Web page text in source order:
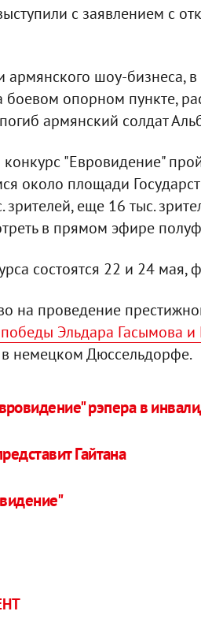
с заявлением с
армянского шоу-бизнеса, в
боевом опорном пункте,
армянский солдат
"Евровидение"
около площади
еще 16 тыс.
в прямом эфире
состоятся 22 и 24 мая,
на проведение
Эльдара Гасымова
немецком Дюссельдорфе.
рэпера в
Гайтана